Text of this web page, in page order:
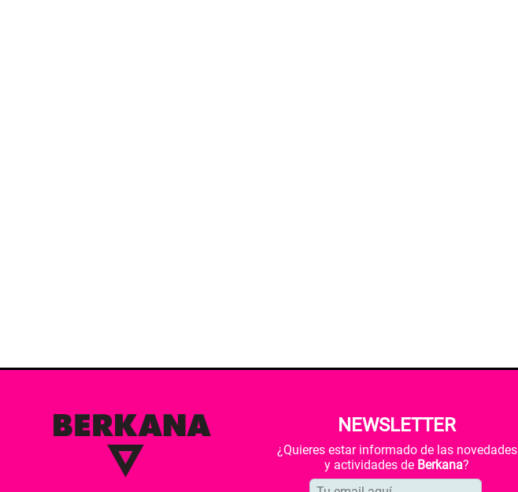
NEWSLETTER
¿Quieres estar informado de las novedades
y actividades de Berkana?